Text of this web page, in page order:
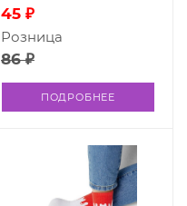
45 ₽
86 ₽
Розница
ПОДРОБНЕЕ